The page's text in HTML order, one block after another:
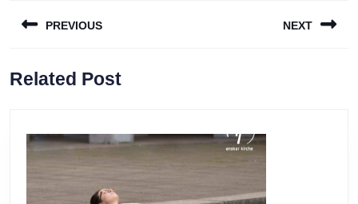
PREVIOUS
post:
NEXT
Related Post